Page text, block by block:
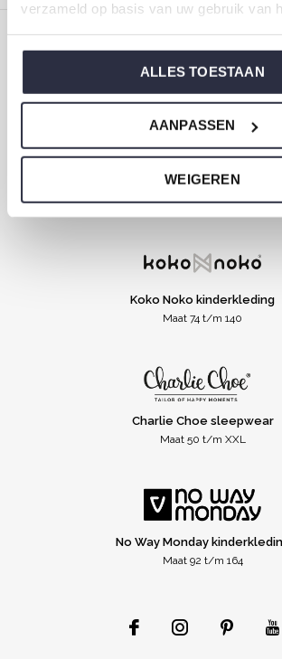
verzameld op basis van uw gebruik van
ALLES TOESTAAN
AANPASSEN
WEIGEREN
CALL US
ONZE MERKEN
Dirkje baby- en kinderkleding
Koko Noko kinderkleding
Maat 74 t/m 140
Charlie Choe sleepwear
Maat 50 t/m XXL
No Way Monday
Maat 92 t/m 164